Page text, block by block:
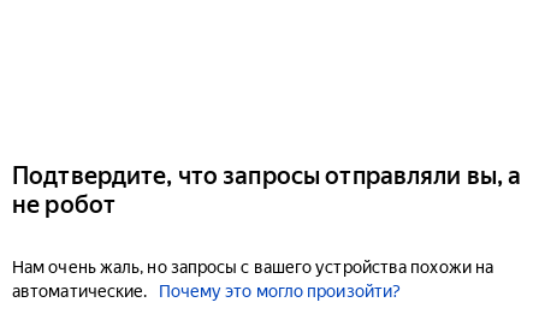
Подтвердите, что запросы отправляли вы, а
не робот
Нам очень жаль, но запросы с вашего устройства похожи на
автоматические.
Почему это могло произойти?